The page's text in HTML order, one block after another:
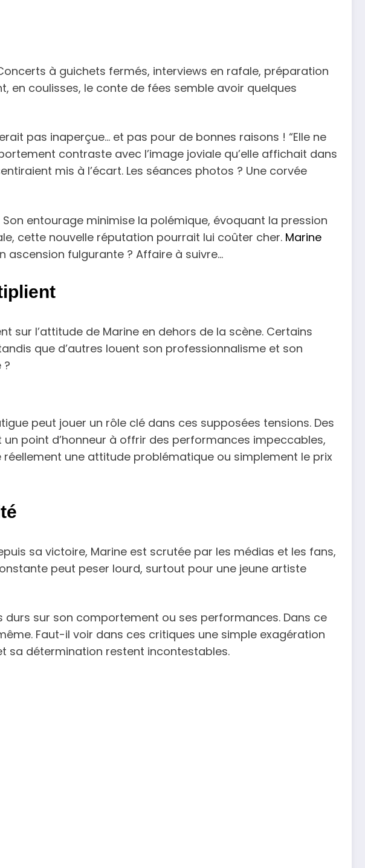
à guichets fermés, interviews en rafale, préparation
en coulisses, le conte de fées semble avoir quelques
pas inaperçue… et pas pour de bonnes raisons ! “Elle ne
contraste avec l’image joviale qu’elle affichait dans
mis à l’écart. Les séances photos ? Une corvée
entourage minimise la polémique, évoquant la pression
cette nouvelle réputation pourrait lui coûter cher. Marine
ascension fulgurante ? Affaire à suivre…
sur l’attitude de Marine en dehors de la scène. Certains
que d’autres louent son professionnalisme et son
?
peut jouer un rôle clé dans ces supposées tensions. Des
point d’honneur à offrir des performances impeccables,
une attitude problématique ou simplement le prix
sa victoire, Marine est scrutée par les médias et les fans,
peut peser lourd, surtout pour une jeune artiste
sur son comportement ou ses performances. Dans ce
Faut-il voir dans ces critiques une simple exagération
sa détermination restent incontestables.